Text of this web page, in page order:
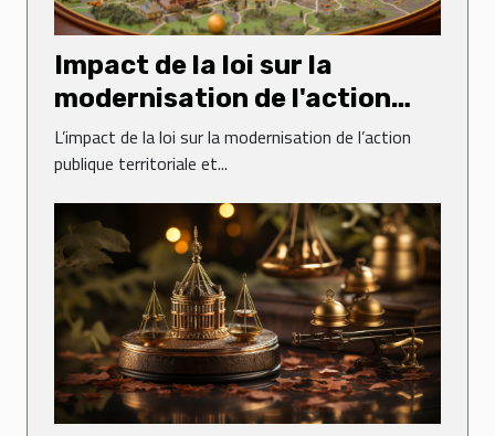
Impact de la loi sur la
modernisation de l'action
publique territoriale et
d'affirmation des métropoles
sur le droit administratif
L’impact de la loi sur la modernisation de l’action
publique territoriale et...